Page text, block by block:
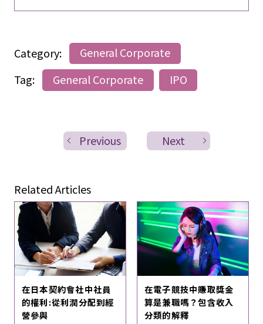
Category:
General Corporate
Tag:
General Corporate IPO
Previous Next
Related Articles
在日本契約會社中社員
的權利:從利潤分配到經
營參與
在電子競技中賺取獎金
算是兼職嗎？包含收入
分類的解釋